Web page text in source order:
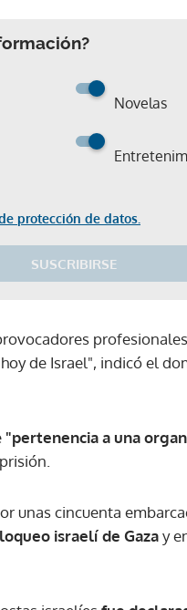
Novelas
protección de datos.
SUSCRIBIRSE
de Israel", indicó el
"pertenencia a una
unas cincuenta
israelí de Gazay